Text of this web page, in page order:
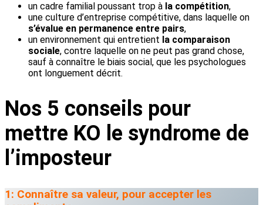
un cadre familial poussant trop à la compétition,
une culture d’entreprise compétitive, dans laquelle on
s’évalue en permanence entre pairs,
un environnement qui entretient la comparaison
sociale, contre laquelle on ne peut pas grand chose,
sauf à connaître le biais social, que les psychologues
ont longuement décrit.
Nos 5 conseils pour
mettre KO le syndrome de
l’imposteur
1: Connaître sa valeur, pour accepter les